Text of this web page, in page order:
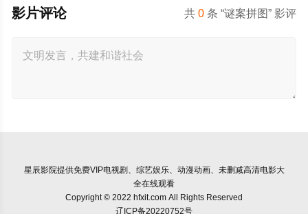
共0 条 “谜案拼图” 影评
影片评论
星辰影院提供免费VIP电视剧、综艺娱乐、动漫动画、未删减高清电影大
全在线观看
Copyright © 2022 hfxit.com All Rights Reserved
辽ICP备20220752号